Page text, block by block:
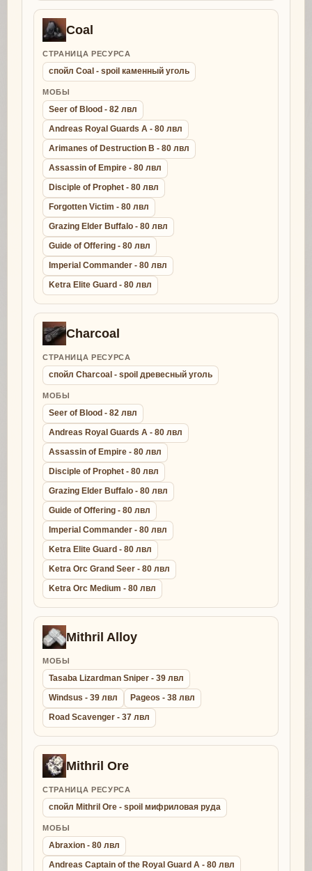
Coal
СТРАНИЦА РЕСУРСА
спойл Coal - spoil каменный уголь
МОБЫ
Seer of Blood - 82 лвл
Andreas Royal Guards A - 80 лвл
Arimanes of Destruction B - 80 лвл
Assassin of Empire - 80 лвл
Disciple of Prophet - 80 лвл
Forgotten Victim - 80 лвл
Grazing Elder Buffalo - 80 лвл
Guide of Offering - 80 лвл
Imperial Commander - 80 лвл
Ketra Elite Guard - 80 лвл
Charcoal
СТРАНИЦА РЕСУРСА
спойл Charcoal - spoil древесный уголь
МОБЫ
Seer of Blood - 82 лвл
Andreas Royal Guards A - 80 лвл
Assassin of Empire - 80 лвл
Disciple of Prophet - 80 лвл
Grazing Elder Buffalo - 80 лвл
Guide of Offering - 80 лвл
Imperial Commander - 80 лвл
Ketra Elite Guard - 80 лвл
Ketra Orc Grand Seer - 80 лвл
Ketra Orc Medium - 80 лвл
Mithril Alloy
МОБЫ
Tasaba Lizardman Sniper - 39 лвл
Windsus - 39 лвл
Pageos - 38 лвл
Road Scavenger - 37 лвл
Mithril Ore
СТРАНИЦА РЕСУРСА
спойл Mithril Ore - spoil мифриловая руда
МОБЫ
Abraxion - 80 лвл
Andreas Captain of the Royal Guard A - 80 лвл